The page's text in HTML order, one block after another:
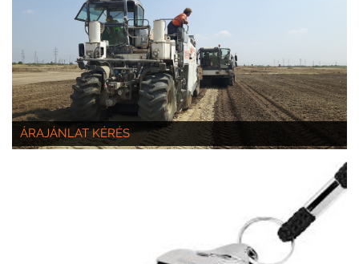
ÁRAJÁNLAT KÉRÉS